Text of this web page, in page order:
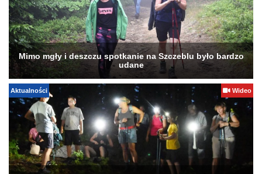
Mimo mgły i deszczu spotkanie na Szczeblu było bardzo
udane
Aktualności Wideo